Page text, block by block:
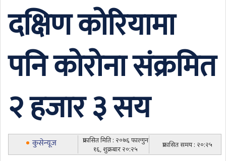
दक्षिण कोरियामा
पनि कोरोना संक्रमित
२ हजार ३ सय
कुसेन्यूज
प्रकासित मिति : २०७६ फाल्गुन
१६, शुक्रबार २०:२५
प्रकासित समय : २०:२५